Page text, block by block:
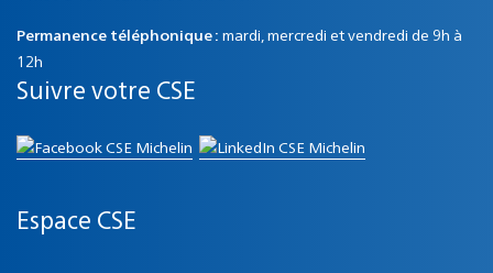
Permanence téléphonique : mardi, mercredi et vendredi de 9h à
12h
Suivre votre CSE
Espace CSE